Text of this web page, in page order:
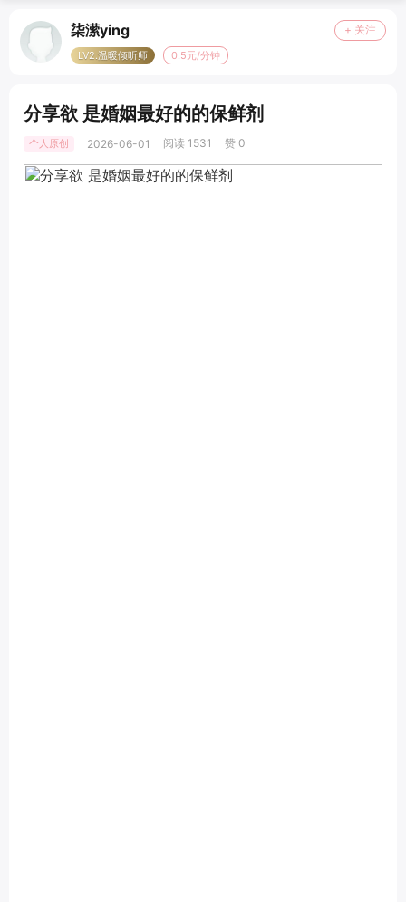
柒潆ying + 关注
LV2.温暖倾听师 0.5元/分钟
分享欲 是婚姻最好的的保鲜剂
个人原创 2026-06-01 阅读 1531 赞 0